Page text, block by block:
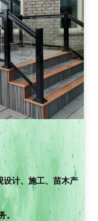
计、施工、苗木产
。